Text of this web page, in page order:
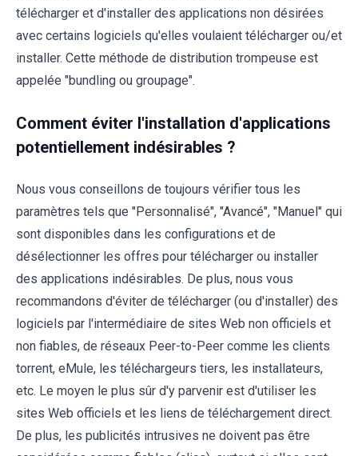
télécharger et d'installer des applications non désirées
avec certains logiciels qu'elles voulaient télécharger ou/et
installer. Cette méthode de distribution trompeuse est
appelée "bundling ou groupage".
Comment éviter l'installation d'applications
potentiellement indésirables ?
Nous vous conseillons de toujours vérifier tous les
paramètres tels que "Personnalisé", "Avancé", "Manuel" qui
sont disponibles dans les configurations et de
désélectionner les offres pour télécharger ou installer
des applications indésirables. De plus, nous vous
recommandons d'éviter de télécharger (ou d'installer) des
logiciels par l'intermédiaire de sites Web non officiels et
non fiables, de réseaux Peer-to-Peer comme les clients
torrent, eMule, les téléchargeurs tiers, les installateurs,
etc. Le moyen le plus sûr d'y parvenir est d'utiliser les
sites Web officiels et les liens de téléchargement direct.
De plus, les publicités intrusives ne doivent pas être